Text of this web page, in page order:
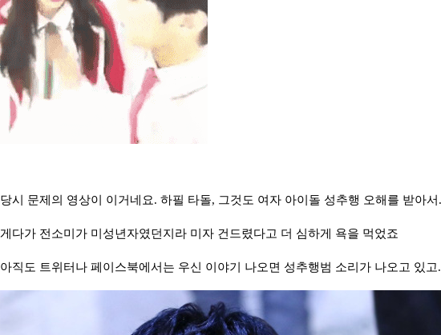
당시 문제의 영상이 이거네요. 하필 타돌, 그것도 여자 아이돌 성추행 오해를 받아서
게다가 전소미가 미성년자였던지라 미자 건드렸다고 더 심하게 욕을 먹었죠
아직도 트위터나 페이스북에서는 우신 이야기 나오면 성추행범 소리가 나오고 있고